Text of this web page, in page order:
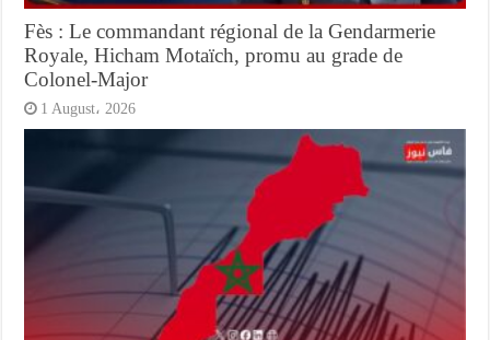
Fès : Le commandant régional de la Gendarmerie
Royale, Hicham Motaïch, promu au grade de
Colonel-Major
1 August، 2026